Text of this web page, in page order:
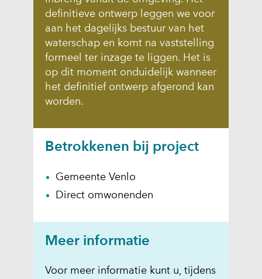
e
b
e
e
p
definitieve ontwerp leggen we voor
aan het dagelijks bestuur van het
waterschap en komt na vaststelling
formeel ter inzage te liggen. Het is
op dit moment onduidelijk wanneer
het definitief ontwerp afgerond kan
worden.
Betrokkenen bij project
Gemeente Venlo
Direct omwonenden
Meer informatie
Voor meer informatie kunt u, tijdens